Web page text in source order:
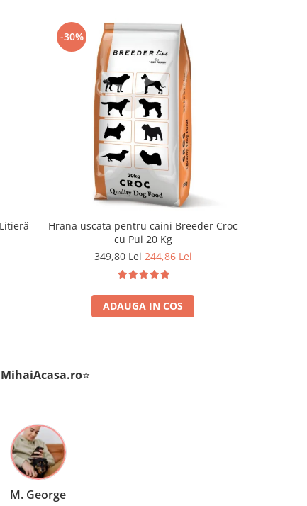
-30%
Hrana uscata pentru caini Breeder Croc
cu Pui 20 Kg
349,80 Lei244,86 Lei
ADAUGA IN COS
.ro⭐